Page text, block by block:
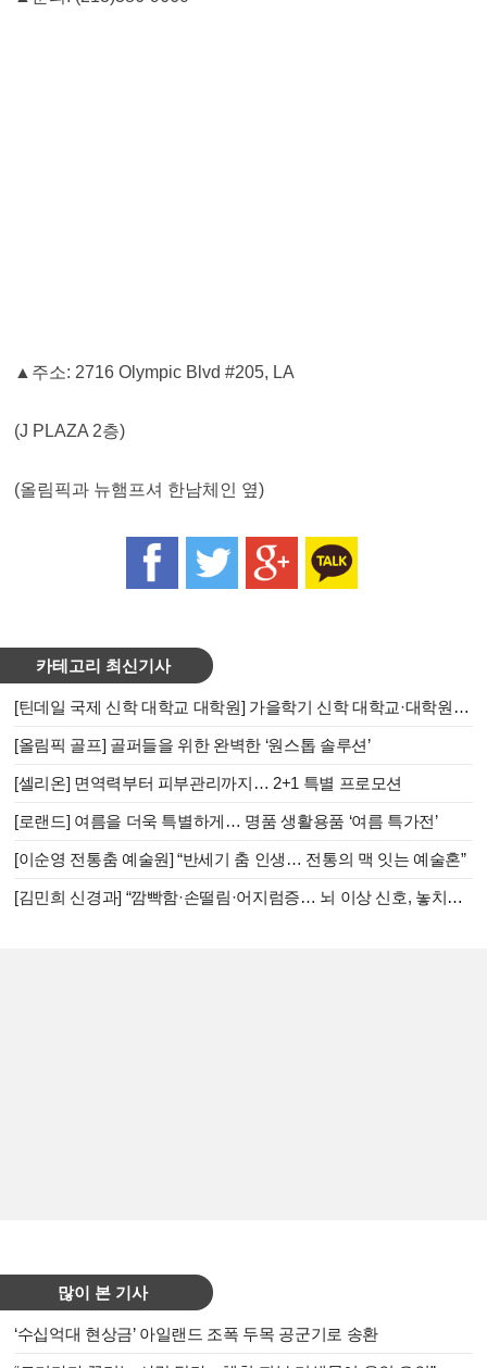
▲주소: 2716 Olympic Blvd #205, LA
(J PLAZA 2층)
(올림픽과 뉴햄프셔 한남체인 옆)
카테고리 최신기사
[틴데일 국제 신학 대학교 대학원] 가을학기 신학 대학교·대학원 신(편)입생 모집
[올림픽 골프] 골퍼들을 위한 완벽한 ‘원스톱 솔루션’
[셀리온] 면역력부터 피부관리까지… 2+1 특별 프로모션
[로랜드] 여름을 더욱 특별하게… 명품 생활용품 ‘여름 특가전’
[이순영 전통춤 예술원] “반세기 춤 인생… 전통의 맥 잇는 예술혼”
[김민희 신경과] “깜빡함·손떨림·어지럼증… 뇌 이상 신호, 놓치지 마세요”
많이 본 기사
‘수십억대 현상금’ 아일랜드 조폭 두목 공군기로 송환